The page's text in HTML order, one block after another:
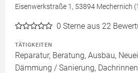
Eisenwerkstraße 1, 53894 Mechernich
0 Sterne aus 22
TÄTIGKEITEN
Reparatur, Beratung, Ausbau,
Dämmung / Sanierung,